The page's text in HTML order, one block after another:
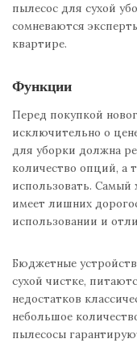
пылесос для сухой
сомневаются
квартире.
Функции
Перед покупкой
исключительно о
для уборки должна
количество опций, а
использовать.
имеет лишних
использовании и
Бюджетные
сухой чистке,
недостатков
небольшое
пылесосы